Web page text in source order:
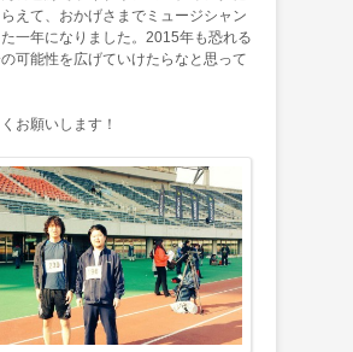
えて、おかげさまでミュージシャン
一年になりました。2015年も恐れる
可能性を広げていけたらなと思って
お願いします！